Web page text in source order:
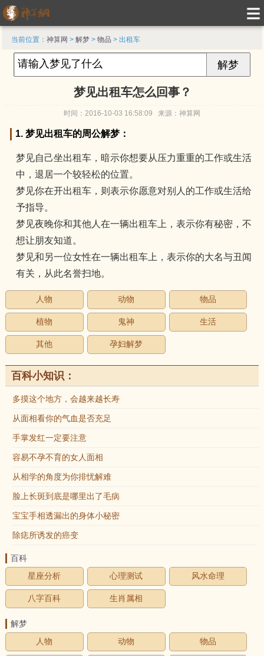
当前位置：神算网 >解梦 >物品 > 出租车
梦见出租车怎么回事？
时间：2016-10-03 16:58:09 来源：神算网
1. 梦见出租车的周公解梦：
梦见自己坐出租车，暗示你想要从压力重重的工作或生活
中，退居一个较轻松的位置。
梦见你在开出租车，则表示你愿意对别人的工作或生活给
予指导。
梦见夜晚你和其他人在一辆出租车上，表示你有秘密，不
想让朋友知道。
梦见和另一位女性在一辆出租车上，表示你的大名与丑闻
有关，从此名誉扫地。
人物 动物 物品
植物 鬼神 生活
其他 孕妇解梦
百科小知识：
多摸这个地方，会越来越长寿
从面相看你的气血是否充足
手掌发红一定要注意
容易不孕不育的女人面相
从相学的角度为你排忧解难
脸上长斑到底是哪里出了毛病
宝宝手相透漏出的身体小秘密
除痣所诱发的癌变
百科
星座分析
心理测试 风水命理
八字百科 生肖属相
解梦
人物
动物 物品